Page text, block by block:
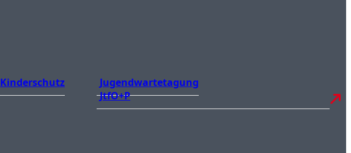
Kinderschutz
Jugendwartetagung
JtfO+P